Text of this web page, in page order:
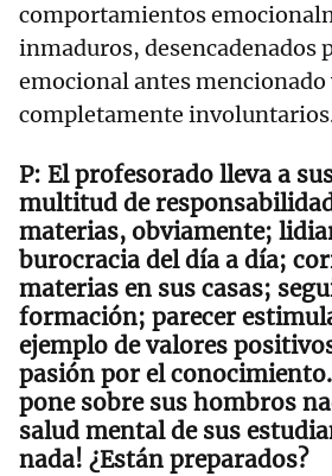
comportamientos
inmaduros, desencadenados
emocional antes mencionado
completamente
El profesorado lleva a
multitud de
materias, obviamente;
burocracia del día a día;
materias en sus casas;
formación; parecer
ejemplo de valores
pasión por el
pone sobre sus hombros
salud mental de sus
nada! ¿Están preparados?